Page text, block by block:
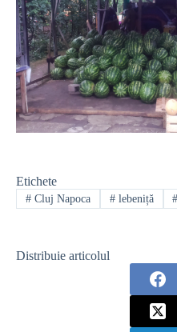
Etichete
#Cluj Napoca #lebeniță #
Distribuie articolul